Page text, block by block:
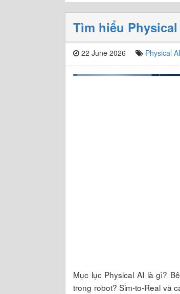
Tìm hiểu
22 June 2026 Physical AI
Mục lục Physical AI là gì?
trong robot? Sim-to-Real và